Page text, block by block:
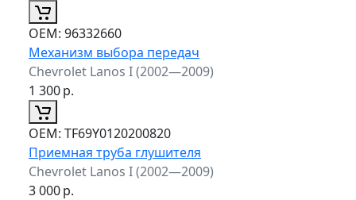
ОЕМ: 96332660
Механизм выбора передач
Chevrolet Lanos I (2002—2009)
1 300р.
ОЕМ: TF69Y0120200820
Приемная труба глушителя
Chevrolet Lanos I (2002—2009)
3 000р.